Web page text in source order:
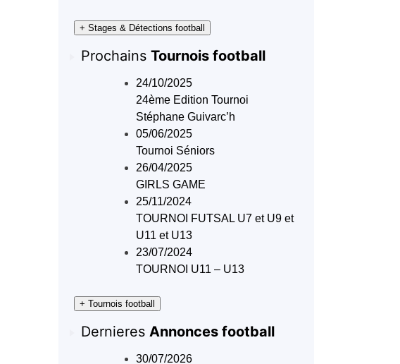
+ Stages & Détections football
Prochains Tournois football
24/10/2025
24ème Edition Tournoi
Stéphane Guivarc’h
05/06/2025
Tournoi Séniors
26/04/2025
GIRLS GAME
25/11/2024
TOURNOI FUTSAL U7 et U9 et
U11 et U13
23/07/2024
TOURNOI U11 – U13
+ Tournois football
Dernieres Annonces football
30/07/2026